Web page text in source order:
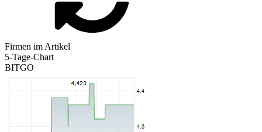
Firmen im Artikel
5-Tage-Chart
BITGO